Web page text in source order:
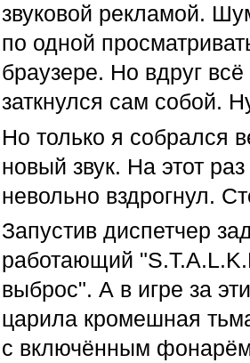
звуковой рекламой.
по одной
браузере. Но вдруг
заткнулся сам собой.
Но только я собрался
новый звук. На этот
невольно вздрогнул.
Запустив диспетчер
работающий
выброс". А в игре за
царила кромешная
с включённым